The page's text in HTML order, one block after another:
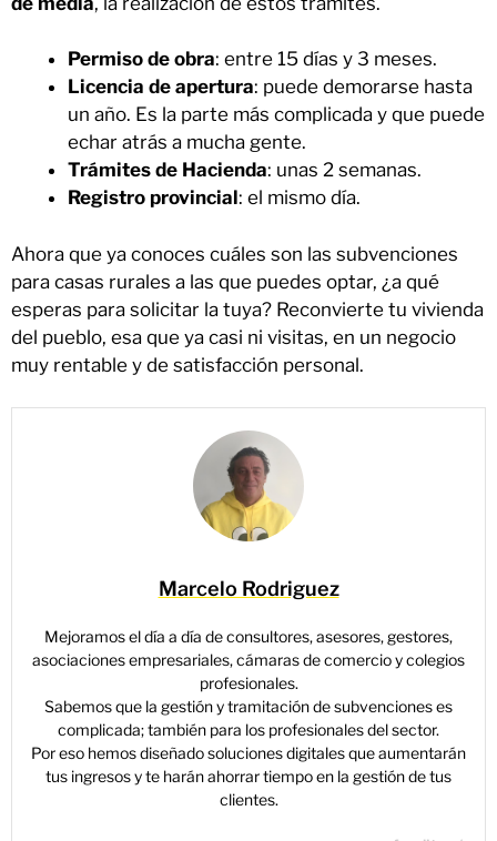
Permiso de obra: entre 15 días y 3 meses.
Licencia de apertura: puede demorarse hasta
un año. Es la parte más complicada y que puede
echar atrás a mucha gente.
Trámites de Hacienda: unas 2 semanas.
Registro provincial: el mismo día.
Ahora que ya conoces cuáles son las subvenciones
para casas rurales a las que puedes optar, ¿a qué
esperas para solicitar la tuya? Reconvierte tu vivienda
del pueblo, esa que ya casi ni visitas, en un negocio
muy rentable y de satisfacción personal.
Marcelo Rodriguez
Mejoramos el día a día de consultores, asesores, gestores,
asociaciones empresariales, cámaras de comercio y colegios
profesionales.
Sabemos que la gestión y tramitación de subvenciones es
complicada; también para los profesionales del sector.
Por eso hemos diseñado soluciones digitales que aumentarán
tus ingresos y te harán ahorrar tiempo en la gestión de tus
clientes.